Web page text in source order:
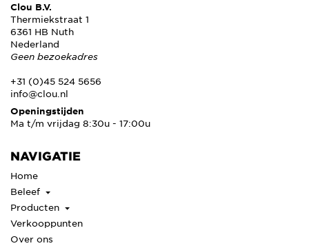
Clou B.V.
Thermiekstraat 1
6361 HB Nuth
Nederland
Geen bezoekadres
+31 (0)45 524 5656
info@clou.nl
Openingstijden
Ma t/m vrijdag 8:30u - 17:00u
NAVIGATIE
Home
Beleef
Producten
Verkooppunten
Over ons